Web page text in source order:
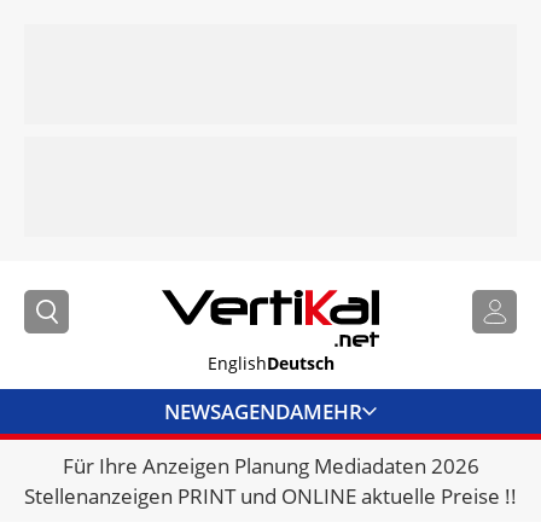
EnglishDeutsch
NEWSAGENDAMEHR
BRANCHENLINKS
VERMIETER
Für Ihre Anzeigen Planung Mediadaten 2026
Stellenanzeigen PRINT und ONLINE aktuelle Preise !!